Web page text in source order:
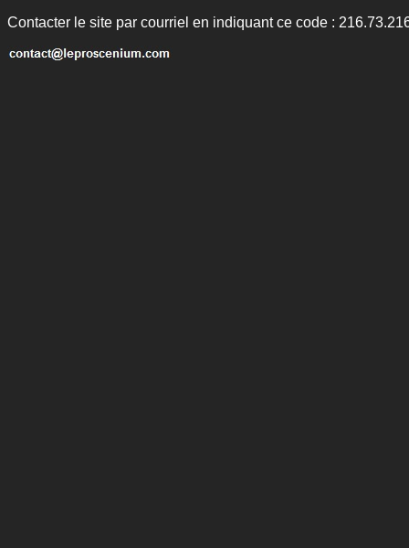
Contacter le site par courriel en indiquant ce code :